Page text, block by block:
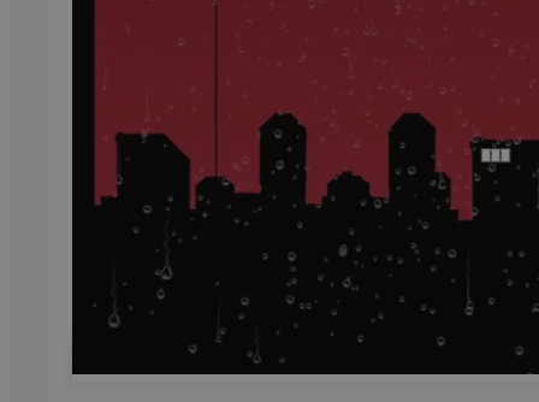
Biografisk
Debatt
Essay
Kritikk
Samfunn
Skjønnlitteratur